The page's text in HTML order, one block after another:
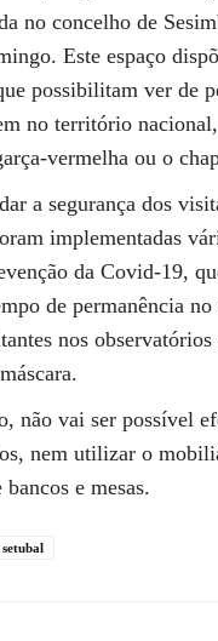
no concelho de
Este espaço
possibilitam ver de
no território
vermelha ou o
a segurança dos
implementadas
da Covid-19,
de permanência no
nos observatórios
não vai ser possível
nem utilizar o
e mesas.
setubal